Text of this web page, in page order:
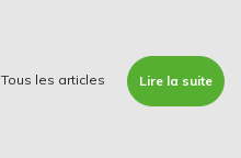
Tous les articles Lire la suite